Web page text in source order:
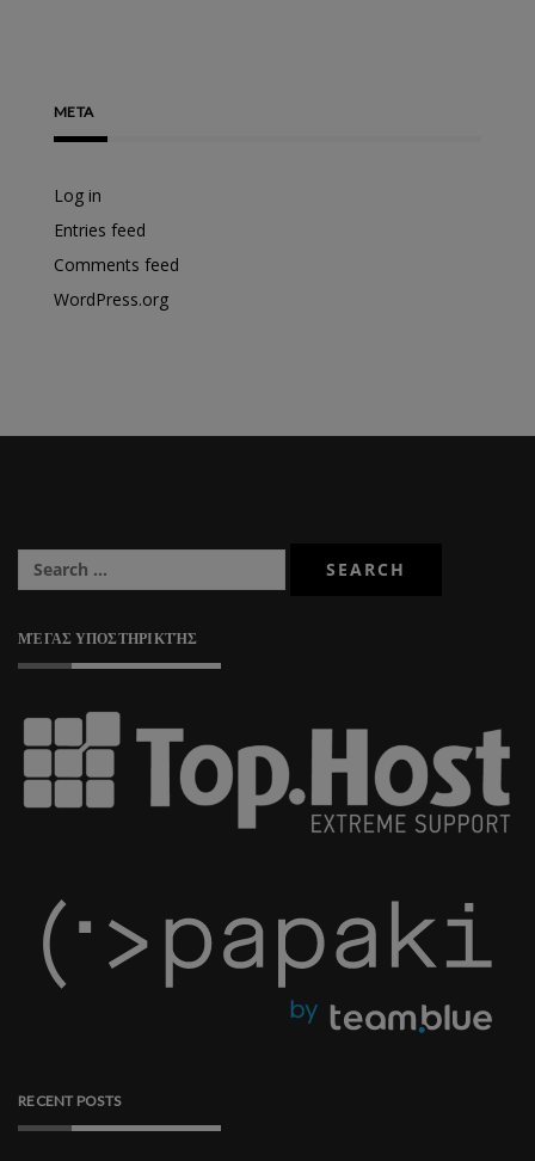
META
Log in
Entries feed
Comments feed
WordPress.org
ΜΈΓΑΣ ΥΠΟΣΤΗΡΙΚΤΉΣ
RECENT POSTS